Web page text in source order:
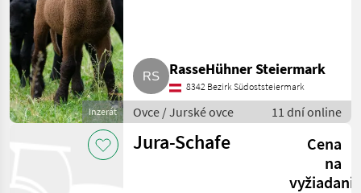
Inzerát
RasseHühner Steiermark
8342 Bezirk Südoststeiermark
Ovce / Jurské ovce 11 dní online
Jura-Schafe
Cena
na